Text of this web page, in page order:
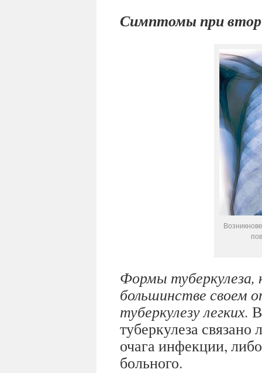
Симптомы при
Формы
большинстве своем
туберкулезу легких.
туберкулеза связано
очага инфекции,
больного.